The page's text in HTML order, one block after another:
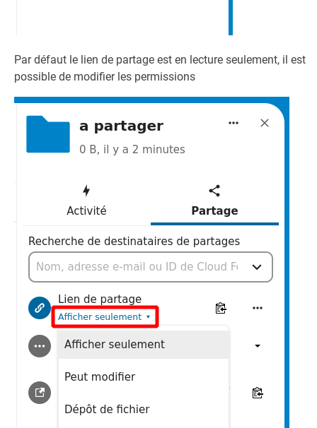
Par défaut le lien de partage est en lecture seulement, il est
possible de modifier les permissions